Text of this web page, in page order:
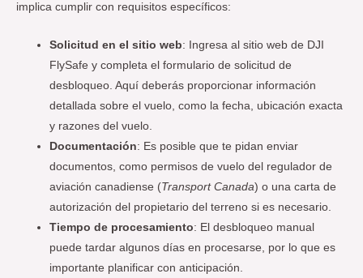
implica cumplir con requisitos específicos:
Solicitud en el sitio web: Ingresa al sitio web de DJI
FlySafe y completa el formulario de solicitud de
desbloqueo. Aquí deberás proporcionar información
detallada sobre el vuelo, como la fecha, ubicación exacta
y razones del vuelo.
Documentación: Es posible que te pidan enviar
documentos, como permisos de vuelo del regulador de
aviación canadiense (Transport Canada) o una carta de
autorización del propietario del terreno si es necesario.
Tiempo de procesamiento: El desbloqueo manual
puede tardar algunos días en procesarse, por lo que es
importante planificar con anticipación.